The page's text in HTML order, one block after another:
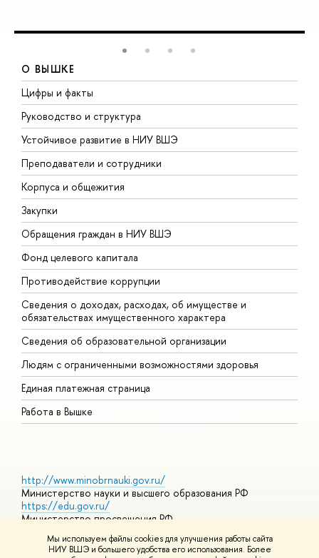
Мы используем файлы cookies для улучшения работы сайта
НИУ ВШЭ и большего удобства его использования. Более
О ВЫШКЕ
Цифры и факты
Руководство и структура
Устойчивое развитие в НИУ ВШЭ
Преподаватели и сотрудники
Корпуса и общежития
Закупки
Обращения граждан в НИУ ВШЭ
Фонд целевого капитала
Противодействие коррупции
Сведения о доходах, расходах, об имуществе и
обязательствах имущественного характера
Сведения об образовательной организации
Людям с ограниченными возможностями здоровья
Единая платежная страница
Работа в Вышке
http://www.minobrnauki.gov.ru/
Министерство науки и высшего образования РФ
https://edu.gov.ru/
Министерство просвещения РФ
https://elearning.hse.ru/mooc
Массовые открытые онлайн-курсы